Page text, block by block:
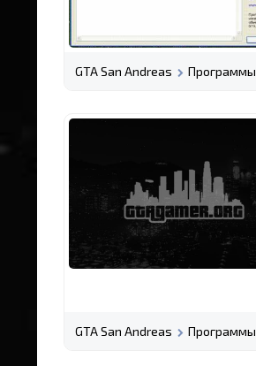
GTA San Andreas Программы
GTA San Andreas Программы